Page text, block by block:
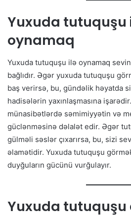
Yuxuda tutuquşu
oynamaq
Yuxuda tutuquşu ilə oynamaq
bağlıdır. Əgər yuxuda tutuquşu
baş verirsə, bu, gündəlik həyatda
hadisələrin yaxınlaşmasına
münasibətlərdə səmimiyyətin və
güclənməsinə dəlalət edir. Əgər
gülməli səslər çıxarırsa, bu, sizi
əlamətidir. Yuxuda tutuquşu
duyğuların gücünü vurğulayır.
Yuxuda tutuquşu